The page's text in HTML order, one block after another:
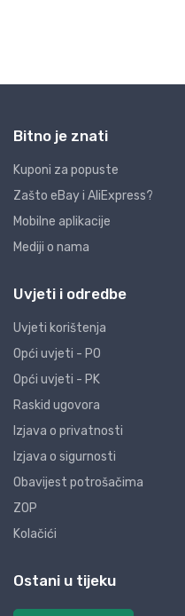
Bitno je znati
Kuponi za popuste
Zašto eBay i AliExpress?
Mobilne aplikacije
Mediji o nama
Uvjeti i odredbe
Uvjeti korištenja
Opći uvjeti - PO
Opći uvjeti - PK
Raskid ugovora
Izjava o privatnosti
Izjava o sigurnosti
Obavijest potrošačima
ZOP
Kolačići
Ostani u tijeku